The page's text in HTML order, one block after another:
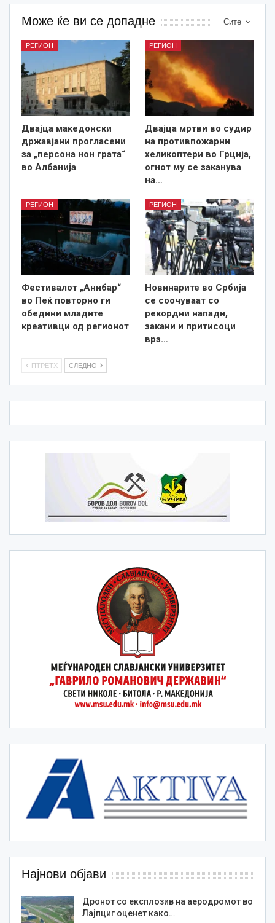
Сите
Може ќе ви се допадне
РЕГИОН
Двајца македонски
државјани прогласени
за „персона нон грата“
во Албанија
РЕГИОН
Двајца мртви во судир
на противпожарни
хеликоптери во Грција,
огнот му се заканува
на…
РЕГИОН
Фестивалот „Анибар“
во Пеќ повторно ги
обедини младите
креативци од регионот
РЕГИОН
Новинарите во Србија
се соочуваат со
рекордни напади,
закани и притисоци
врз…
ПТРЕТХ СЛЕДНО
Најнови објави
Дронот со експлозив на аеродромот во
Лајпциг оценет како…